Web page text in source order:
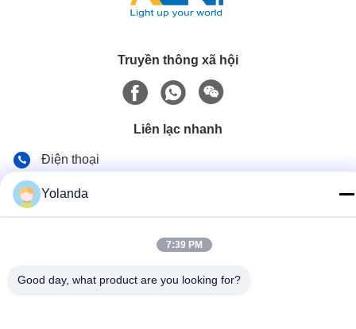
Truyền thông xã hội
Liên lạc nhanh
Điện thoại
E-mail
yolanda@aweilighting.com
Thị trấn Hutang, huyện Wujin, thành phố Thường Châu,
Yolanda
7:39 PM
Good day, what product are you looking for?